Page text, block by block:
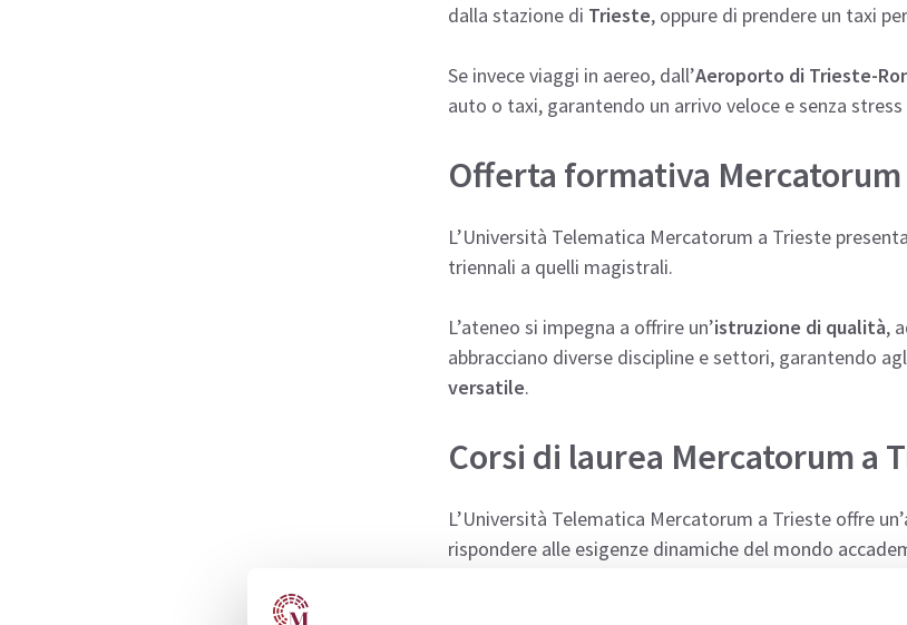
dalla stazione di Trieste, oppure di prendere un taxi
Se invece viaggi in aereo, dall’Aeroporto di Trieste-
auto o taxi, garantendo un arrivo veloce e senza
Offerta formativa Mercatorum
L’Università Telematica Mercatorum a Trieste
triennali a quelli magistrali.
L’ateneo si impegna a offrire un’istruzione di qualità,
abbracciano diverse discipline e settori, garantendo
versatile.
Corsi di laurea Mercatorum a
L’Università Telematica Mercatorum a Trieste offre
rispondere alle esigenze dinamiche del mondo